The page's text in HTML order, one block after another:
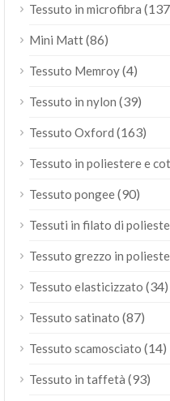
Tessuto in microfibra
Mini Matt(86)
Tessuto Memroy(4)
Tessuto in nylon (39)
Tessuto Oxford (163)
Tessuto in poliestere e
Tessuto pongee(90)
Tessuti in filato di
Tessuto grezzo in
Tessuto elasticizzato (34)
Tessuto satinato (87)
Tessuto scamosciato (14)
Tessuto in taffetà (93)